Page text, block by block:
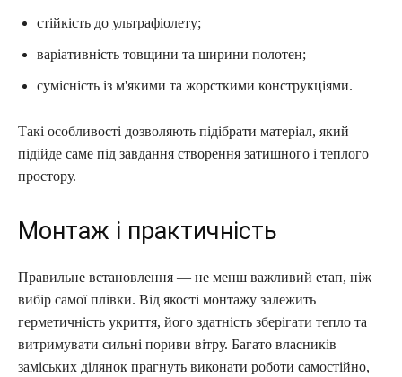
стійкість до ультрафіолету;
варіативність товщини та ширини полотен;
сумісність із м'якими та жорсткими конструкціями.
Такі особливості дозволяють підібрати матеріал, який
підійде саме під завдання створення затишного і теплого
простору.
Монтаж і практичність
Правильне встановлення — не менш важливий етап, ніж
вибір самої плівки. Від якості монтажу залежить
герметичність укриття, його здатність зберігати тепло та
витримувати сильні пориви вітру. Багато власників
заміських ділянок прагнуть виконати роботи самостійно,